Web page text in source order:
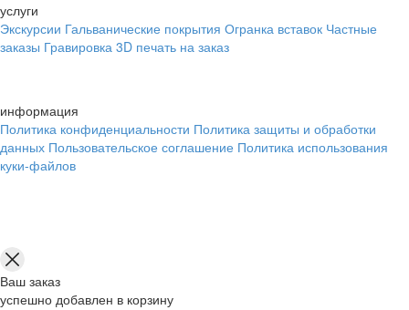
услуги
Экскурсии Гальванические покрытия Огранка вставок Частные
заказы Гравировка 3D печать на заказ
информация
Политика конфиденциальности Политика защиты и обработки
данных Пользовательское соглашение Политика использования
куки-файлов
Ваш заказ
успешно добавлен в корзину